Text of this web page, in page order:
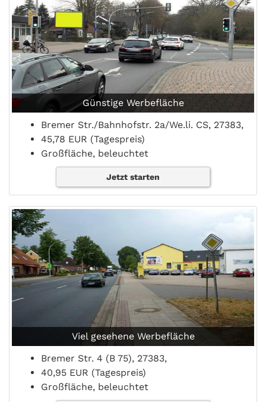
Günstige Werbefläche
Bremer Str./Bahnhofstr. 2a/We.li. CS, 27383,
45,78 EUR (Tagespreis)
Großfläche, beleuchtet
Jetzt starten
Viel gesehene Werbefläche
Bremer Str. 4 (B 75), 27383,
40,95 EUR (Tagespreis)
Großfläche, beleuchtet